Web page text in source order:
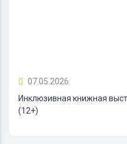
07.05.2026
Инклюзивная книжная
(12+)